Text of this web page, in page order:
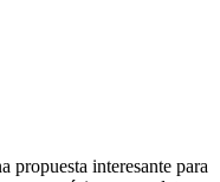
propuesta interesante para